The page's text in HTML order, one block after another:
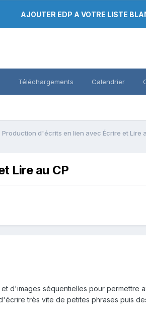
AJOUTER EDP A VOTRE LISTE
Téléchargements Calendrier
Production d'écrits en lien avec Écrire et Lire
Lire au CP
d'images séquentielles pour permettre
très vite de petites phrases puis